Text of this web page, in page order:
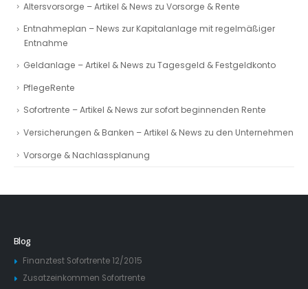
Altersvorsorge – Artikel & News zu Vorsorge & Rente
Entnahmeplan – News zur Kapitalanlage mit regelmäßiger
Entnahme
Geldanlage – Artikel & News zu Tagesgeld & Festgeldkonto
PflegeRente
Sofortrente – Artikel & News zur sofort beginnenden Rente
Versicherungen & Banken – Artikel & News zu den Unternehmen
Vorsorge & Nachlassplanung
Blog
Finanztest Sofortrente 12/2015
Zusatzeinkommen Sofortrente